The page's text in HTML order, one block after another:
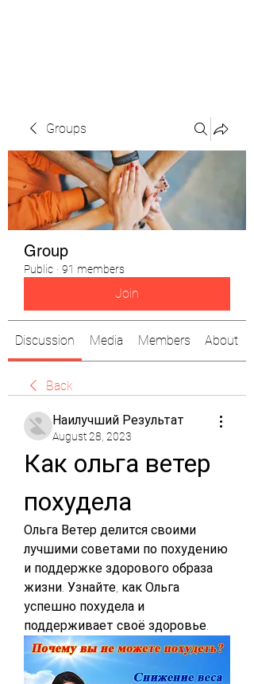
Groups
Group
Public · 91 members
Join
Discussion Media Members About
Back
Наилучший Результат
August 28, 2023
Как ольга ветер
похудела
Ольга Ветер делится своими
лучшими советами по похудению
и поддержке здорового образа
жизни. Узнайте, как Ольга
успешно похудела и
поддерживает своё здоровье.